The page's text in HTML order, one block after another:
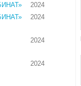
2024
2024
2024
2024